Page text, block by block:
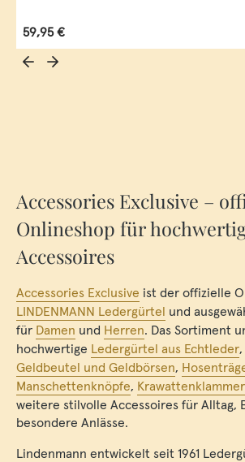
Regulärer Preis:
59,95 €
Accessories Exclusive –
Onlineshop für
Accessoires
Accessories Exclusive ist der offizielle
LINDENMANN Ledergürtel und
für Damen und Herren. Das Sortiment
hochwertige Ledergürtel aus Echtleder,
Geldbeutel und Geldbörsen,
Manschettenknöpfe,
weitere stilvolle Accessoires für Alltag,
besondere Anlässe.
Lindenmann entwickelt seit 1961